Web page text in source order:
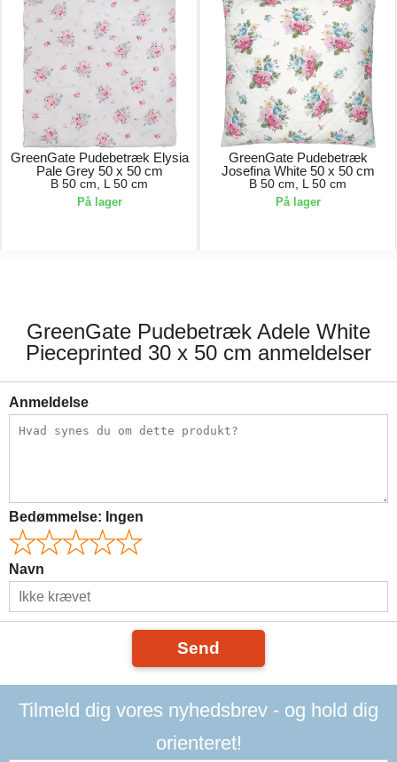
GreenGate Pudebetræk Elysia
Pale Grey 50 x 50 cm
B 50 cm, L 50 cm
På lager
GreenGate Pudebetræk
Josefina White 50 x 50 cm
B 50 cm, L 50 cm
På lager
GreenGate Pudebetræk Adele White
Pieceprinted 30 x 50 cm anmeldelser
Anmeldelse
Bedømmelse: Ingen
Navn
Send
Tilmeld dig vores nyhedsbrev - og hold dig
orienteret!